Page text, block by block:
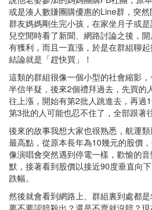
或是湊人數賺團購優惠的Line群，突
群友媽媽剛生完小孩，在家坐月子或
兒空閒時看了新聞、網路討論之後，
有獲利，而且一直漲，於是在群組聊
結論就是「趕快買」！
這類的群組很像一個小型的社會縮影
半信半疑，後來2個禮拜過去，先買的
往上漲，開始有第2批人跳進去，再過
第3批的人可能也忍不住了，全部跟著
後來的故事我想大家也很熟悉，航運
最高點，從原本長年為10幾元的股價
像演唱會突然遇到停電一樣，歡愉的
默，接著看到股價以接近90度垂直向
跌幅。
然後就會看到網路上、群組裏到處都
要不要認賠殺出？還是不賣就沒賠？